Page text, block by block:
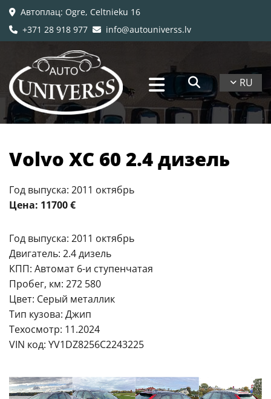
 Автоплац: Ogre, Celtnieku 16
 +371 28 918 977  info@autouniverss.lv
RU
Volvo XC 60 2.4 дизель
Год выпуска: 2011 октябрь
Цена: 11700 €
Год выпуска: 2011 октябрь
Двигатель: 2.4 дизель
КПП: Автомат 6-и ступенчатая
Пробег, км: 272 580
Цвет: Серый металлик
Тип кузова: Джип
Техосмотр: 11.2024
VIN код: YV1DZ8256C2243225